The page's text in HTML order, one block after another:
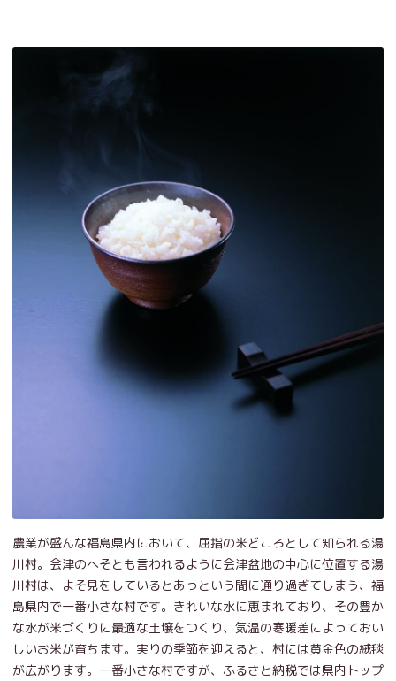
農業が盛んな福島県内において、屈指の米どころとして知られる湯
川村。会津のへそとも言われるように会津盆地の中心に位置する湯
川村は、よそ見をしているとあっという間に通り過ぎてしまう、福
島県内で一番小さな村です。きれいな水に恵まれており、その豊か
な水が米づくりに最適な土壌をつくり、気温の寒暖差によっておい
しいお米が育ちます。実りの季節を迎えると、村には黄金色の絨毯
が広がります。一番小さな村ですが、ふるさと納税では県内トップ